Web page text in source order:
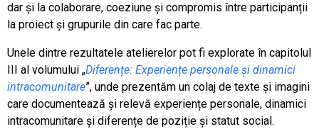
dar și la colaborare, coeziune și compromis între participanții
la proiect și grupurile din care fac parte.
Unele dintre rezultatele atelierelor pot fi explorate în capitolul
III al volumului „Diferențe: Experiențe personale și dinamici
intracomunitare”, unde prezentăm un colaj de texte și imagini
care documentează și relevă experiențe personale, dinamici
intracomunitare și diferențe de poziție și statut social.